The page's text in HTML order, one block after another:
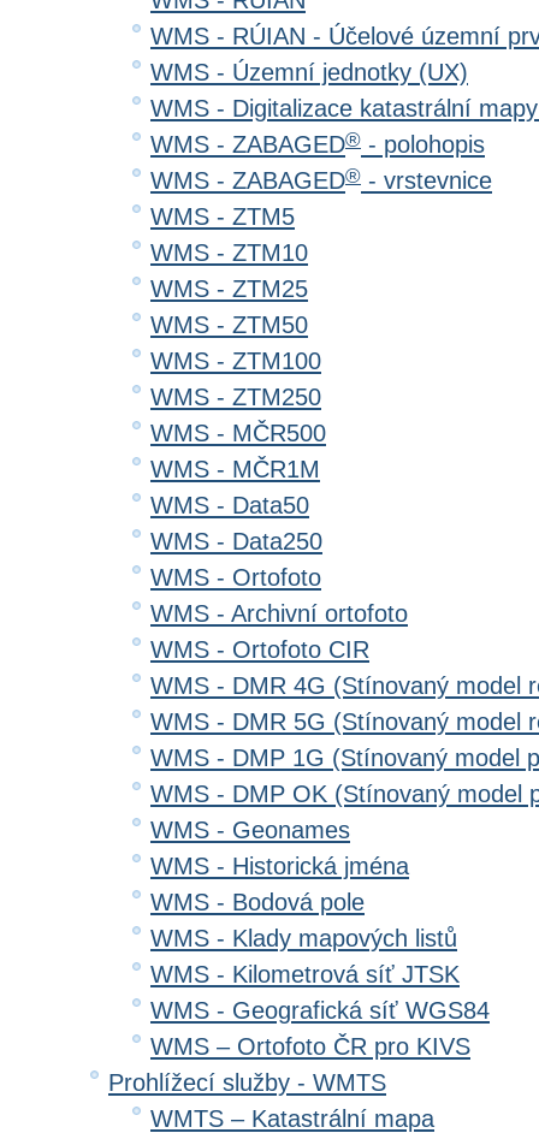
WMS - RÚIAN - Účelové územní
WMS - Územní jednotky (UX)
WMS - Digitalizace katastrální
WMS - ZABAGED® - polohopis
WMS - ZABAGED® - vrstevnice
WMS - ZTM5
WMS - ZTM10
WMS - ZTM25
WMS - ZTM50
WMS - ZTM100
WMS - ZTM250
WMS - MČR500
WMS - MČR1M
WMS - Data50
WMS - Data250
WMS - Ortofoto
WMS - Archivní ortofoto
WMS - Ortofoto CIR
WMS - DMR 4G (Stínovaný model
WMS - DMR 5G (Stínovaný model
WMS - DMP 1G (Stínovaný model
WMS - DMP OK (Stínovaný model
WMS - Geonames
WMS - Historická jména
WMS - Bodová pole
WMS - Klady mapových listů
WMS - Kilometrová síť JTSK
WMS - Geografická síť WGS84
WMS – Ortofoto ČR pro KIVS
Prohlížecí služby - WMTS
WMTS – Katastrální mapa